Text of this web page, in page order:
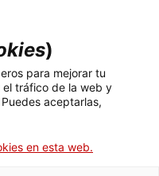
de las empresas
de las empresas
de agua
de
)
para mejorar tu
tráfico de la web y
aceptarlas,
en esta web.